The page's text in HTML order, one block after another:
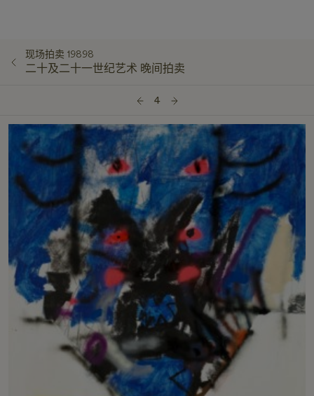
现场拍卖 19898
二十及二十一世纪艺术 晚间拍卖
4